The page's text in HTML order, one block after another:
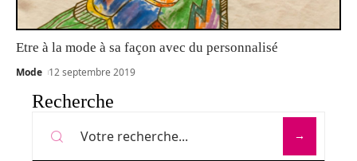
Etre à la mode à sa façon avec du personnalisé
Mode 12 septembre 2019
Recherche